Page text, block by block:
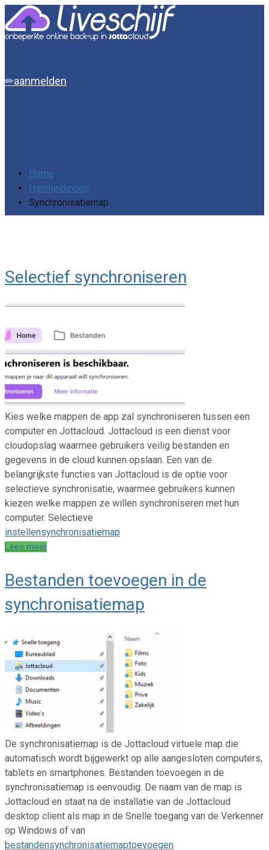
aanmelden
Home
Handleidingen
Synchronisatiemap
Selectief synchroniseren
Kies welke mappen de app zal synchroniseren tussen een
computer en Jottacloud. Jottacloud is een dienst voor
cloudopslag waarmee gebruikers veilig bestanden en
gegevens in de cloud kunnen opslaan. Een van de
belangrijkste functies van Jottacloud is de optie voor
selectieve synchronisatie, waarmee gebruikers kunnen
kiezen welke mappen ze willen synchroniseren met hun
computer. Selectieve
instellensynchronisatiemap
Lees meer
Bestanden toevoegen in de
synchronisatiemap
De synchronisatiemap is de Jottacloud virtuele map die
automatisch wordt bijgewerkt op alle aangesloten computers,
tablets en smartphones. Bestanden toevoegen in de
synchronisatiemap is eenvoudig. De naam van de map is
Jottacloud en staat na de installatie van de Jottacloud
desktop client als map in de Snelle toegang van de Verkenner
op Windows of van
bestandensynchronisatiemaptoevoegen